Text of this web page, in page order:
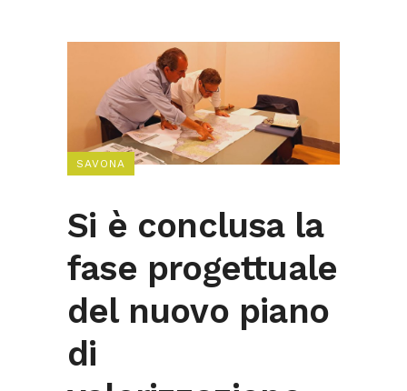
SAVONA
Si è conclusa la
fase progettuale
del nuovo piano
di